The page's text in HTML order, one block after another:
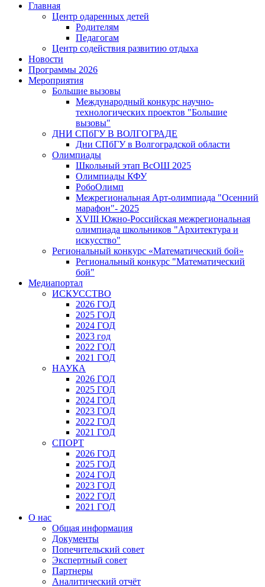
Главная
Центр одаренных детей
Родителям
Педагогам
Центр содействия развитию отдыха
Новости
Программы 2026
Мероприятия
Большие вызовы
Международный конкурс научно-
технологических проектов "Большие
вызовы"
ДНИ СПбГУ В ВОЛГОГРАДЕ
Дни СПбГУ в Волгоградской области
Олимпиады
Школьный этап ВсОШ 2025
Олимпиады КФУ
РобоОлимп
Межрегиональная Арт-олимпиада "Осенний
марафон"- 2025
XVIII Южно-Российская межрегиональная
олимпиада школьников "Архитектура и
искусство"
Региональный конкурс «Математический бой»
Региональный конкурс "Математический
бой"
Медиапортал
ИСКУССТВО
2026 ГОД
2025 ГОД
2024 ГОД
2023 год
2022 ГОД
2021 ГОД
НАУКА
2026 ГОД
2025 ГОД
2024 ГОД
2023 ГОД
2022 ГОД
2021 ГОД
СПОРТ
2026 ГОД
2025 ГОД
2024 ГОД
2023 ГОД
2022 ГОД
2021 ГОД
О нас
Общая информация
Документы
Попечительский совет
Экспертный совет
Партнеры
Аналитический отчёт